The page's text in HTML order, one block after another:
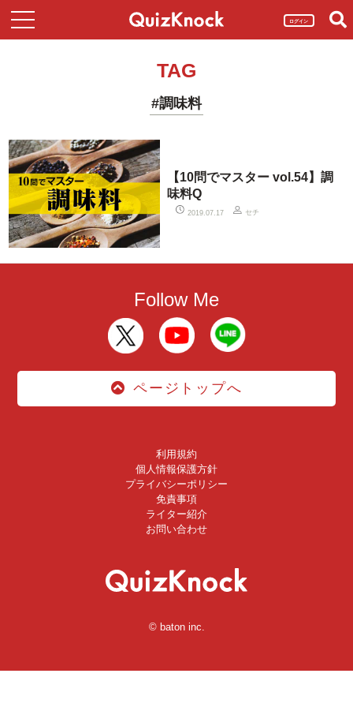
ログイン
TAG
#調味料
【10問でマスター vol.54】調
味料Q
2019.07.17 セチ
Follow Me
ページトップへ
利用規約
個人情報保護方針
プライバシーポリシー
免責事項
ライター紹介
お問い合わせ
© baton inc.